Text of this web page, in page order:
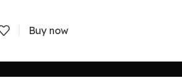
Buy now